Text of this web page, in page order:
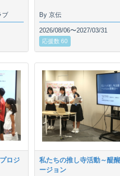
ブ By 京伝
2026/08/06〜2027/03/31
応援数 60
ロジ
私たちの推し寺活動～醍
ージョン